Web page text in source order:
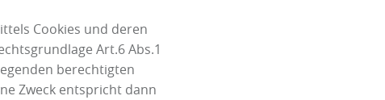
Cookies und deren
Art.6 Abs.1
berechtigten
Zweck entspricht dann